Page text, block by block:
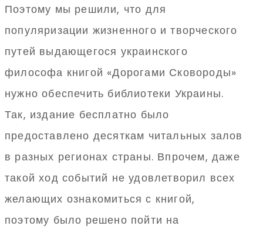
Поэтому мы решили, что для
популяризации жизненного и творческого
путей выдающегося украинского
философа книгой «Дорогами Сковороды»
нужно обеспечить библиотеки Украины.
Так, издание бесплатно было
предоставлено десяткам читальных залов
в разных регионах страны. Впрочем, даже
такой ход событий не удовлетворил всех
желающих ознакомиться с книгой,
поэтому было решено пойти на